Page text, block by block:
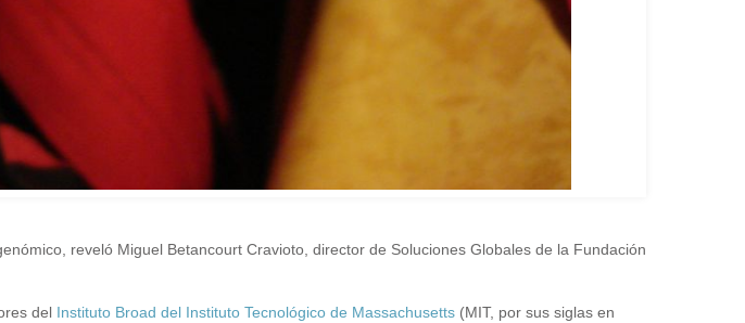
reveló Miguel Betancourt Cravioto, director de Soluciones Globales de la Fundación
del Instituto Broad del Instituto Tecnológico de Massachusetts (MIT, por sus siglas en